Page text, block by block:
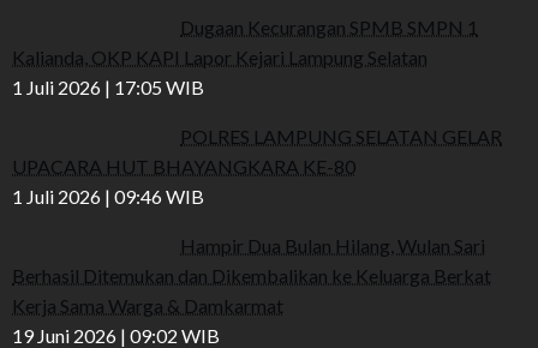
Dugaan Kecurangan SPMB SMPN 1
Kalianda, OKP KAPI Lapor Kejari Lampung Selatan
1 Juli 2026 | 17:05 WIB
POLRES LAMPUNG SELATAN GELAR
UPACARA HUT BHAYANGKARA KE-80
1 Juli 2026 | 09:46 WIB
Hampir Dua Bulan Hilang, Wulan Sari
Berhasil Ditemukan dan Dikembalikan ke Keluarga Berkat
Kerja Sama Warga & Damkarmat
19 Juni 2026 | 09:02 WIB